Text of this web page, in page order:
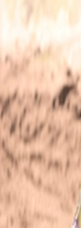
Retour au site
Email
Mot de passe